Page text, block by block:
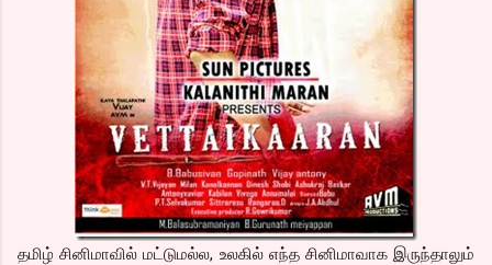
தமிழ் சினிமாவில் மட்டுமல்ல, உலகில் எந்த சினிமாவாக இருந்தாலும்